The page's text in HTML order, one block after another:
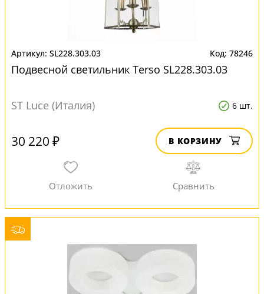
SL228.303.03 78246
Подвесной светильник Terso SL228.303.03
ST Luce (Италия) 6 шт.
30 220 ₽ В КОРЗИНУ